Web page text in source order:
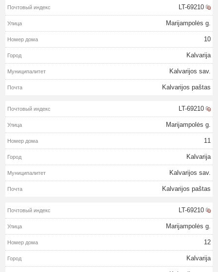
LT-69210
Marijampolės g.
10
Kalvarija
Kalvarijos sav.
Kalvarijos paštas
LT-69210
Marijampolės g.
11
Kalvarija
Kalvarijos sav.
Kalvarijos paštas
LT-69210
Marijampolės g.
12
Kalvarija